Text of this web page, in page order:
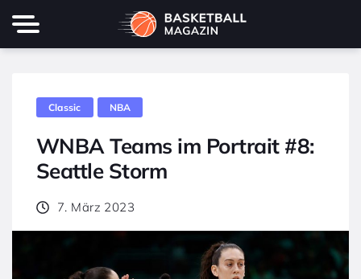
Classic NBA
WNBA Teams im Portrait #8:
Seattle Storm
7. März 2023